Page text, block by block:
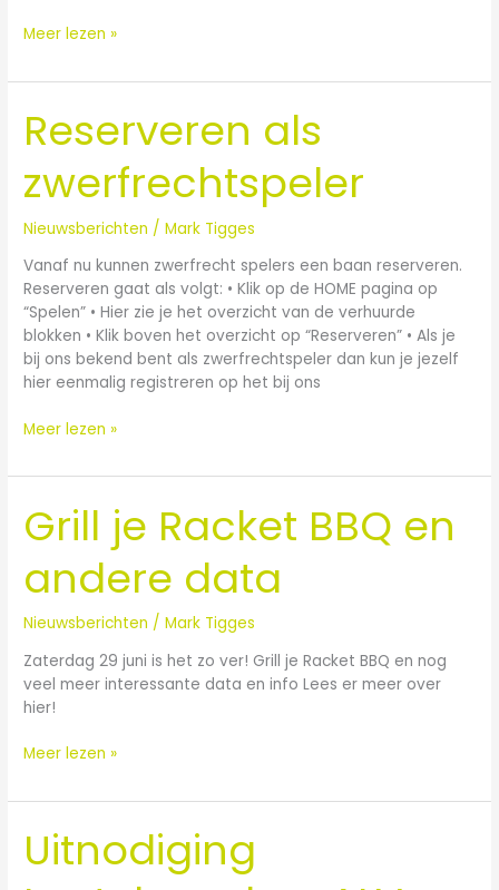
Meer lezen »
Reserveren als
zwerfrechtspeler
Nieuwsberichten /Mark Tigges
Vanaf nu kunnen zwerfrecht spelers een baan reserveren.
Reserveren gaat als volgt: • Klik op de HOME pagina op
“Spelen” • Hier zie je het overzicht van de verhuurde
blokken • Klik boven het overzicht op “Reserveren” • Als je
bij ons bekend bent als zwerfrechtspeler dan kun je jezelf
hier eenmalig registreren op het bij ons
Reserveren
als
zwerfrechtspeler
Meer lezen »
Grill je Racket BBQ en
andere data
Nieuwsberichten /Mark Tigges
Zaterdag 29 juni is het zo ver! Grill je Racket BBQ en nog
veel meer interessante data en info Lees er meer over
hier!
Grill
je
BBQ
andere
data
Meer lezen »
Uitnodiging
Uitnodiging
Lenteborrel